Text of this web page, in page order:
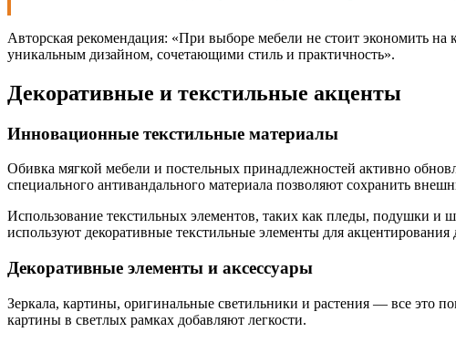
Авторская рекомендация: «При выборе мебели не стоит экономить на
уникальным дизайном, сочетающими стиль и практичность».
Декоративные и текстильные акценты
Инновационные текстильные материалы
Обивка мягкой мебели и постельных принадлежностей активно
специального антивандального материала позволяют сохранить
Использование текстильных элементов, таких как пледы, подушки и
используют декоративные текстильные элементы для акцентирования
Декоративные элементы и аксессуары
Зеркала, картины, оригинальные светильники и растения — все это
картины в светлых рамках добавляют легкости.